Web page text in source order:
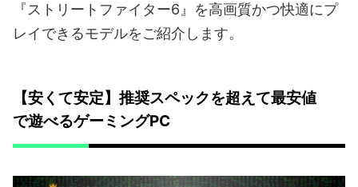
『ストリートファイター6』を高画質かつ快適にプ
レイできるモデルをご紹介します。
【安くて安定】推奨スペックを超えて最安値
で遊べるゲーミングPC